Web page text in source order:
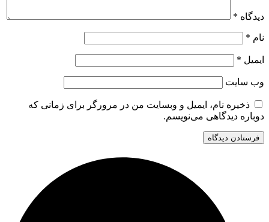
دیدگاه *
نام *
ایمیل *
وب‌ سایت
ذخیره نام، ایمیل و وبسایت من در مرورگر برای زمانی که
دوباره دیدگاهی می‌نویسم.